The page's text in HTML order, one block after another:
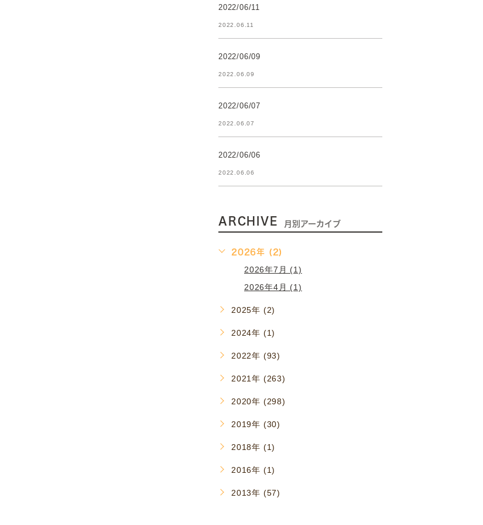
2022/06/11
2022.06.11
2022/06/09
2022.06.09
2022/06/07
2022.06.07
2022/06/06
2022.06.06
ARCHIVE 月別アーカイブ
2026年 (2)
2026年7月 (1)
2026年4月 (1)
2025年 (2)
2024年 (1)
2022年 (93)
2021年 (263)
2020年 (298)
2019年 (30)
2018年 (1)
2016年 (1)
2013年 (57)